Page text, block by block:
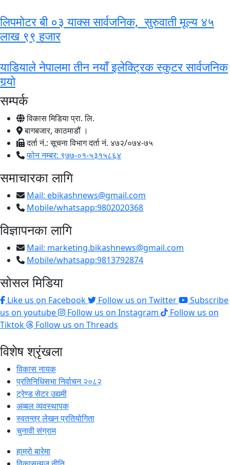
लिपमोटर बी ०३ याक्स सार्वजनिक, सुरुवाती मूल्य ४५
लाख ९९ हजार
याडियाले नेपालमा तीन नयाँ इलेक्ट्रिक स्कुटर सार्वजनिक
गर्‍यो
सम्पर्क
विकास मिडिया प्रा. लि.
बागबजार, काठमाडौं ।
दर्ता नं.: सूचना विभाग दर्ता नं. ४७२/०७४-७५
फोन नम्बर: ९७७-०१-५३१५८६४
समाचारका लागि
Mail: ebikashnews@gmail.com
Mobile/whatsapp:9802020368
विज्ञापनका लागि
Mail: marketing.bikashnews@gmail.com
Mobile/whatsapp:9813792874
सोसल मिडिया
Like us on Facebook Follow us on Twitter
Subscribe
us on youtube
Follow us on Instagram
Follow us on
Tiktok
Follow us on Threads
विशेष श्रृंखला
विकास नायक
प्रतिनिधिसभा निर्वाचन २०८२
ट्रेण्ड सेटर उद्यमी
अव्बल व्यवस्थापक
स्वतन्त्र लेखन प्रतियोगिता
चुनावी संग्राम
हाम्रो बारेमा